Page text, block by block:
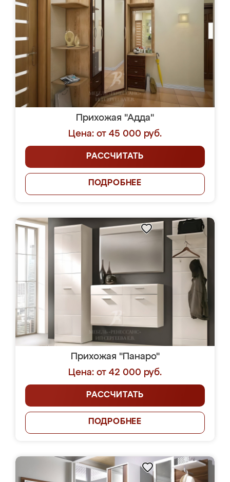
Прихожая "Адда"
Цена: от 45 000 руб.
РАССЧИТАТЬ
ПОДРОБНЕЕ
Прихожая "Панаро"
Цена: от 42 000 руб.
РАССЧИТАТЬ
ПОДРОБНЕЕ